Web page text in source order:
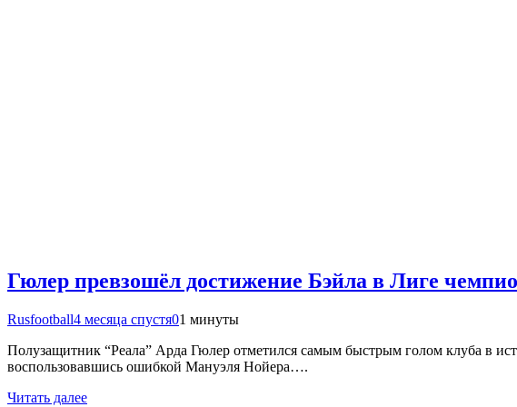
Гюлер превзошёл достижение Бэйла в Лиге
Rusfootball4 месяца спустя01 минуты
Полузащитник “Реала” Арда Гюлер отметился самым быстрым голом клуба в
воспользовавшись ошибкой Мануэля Нойера….
Читать далее